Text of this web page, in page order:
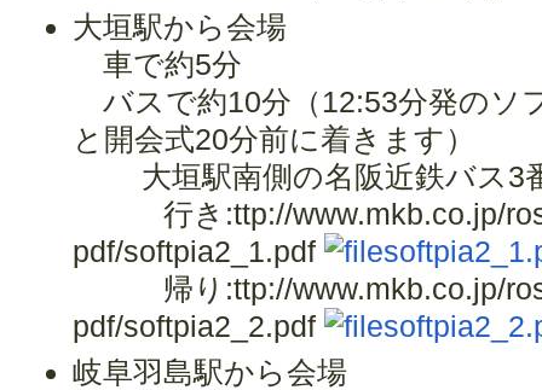
大垣駅から会場
車で約5分
バスで約10分（12:53分発のソ
と開会式20分前に着きます）
大垣駅南側の名阪近鉄バス
行き:ttp://www.mkb.co.jp/
pdf/softpia2_1.pdf
帰り:ttp://www.mkb.co.jp/
pdf/softpia2_2.pdf
岐阜羽島駅から会場